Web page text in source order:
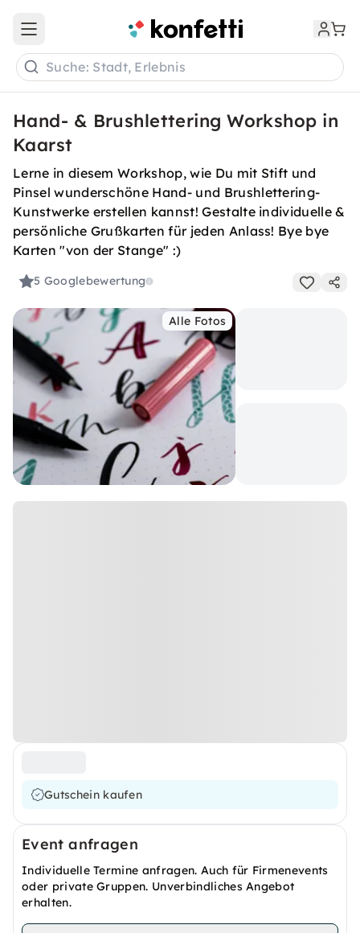
Open main menu
Suche: Stadt, Erlebnis
Hand- & Brushlettering Workshop in
Kaarst
Lerne in diesem Workshop, wie Du mit Stift und
Pinsel wunderschöne Hand- und Brushlettering-
Kunstwerke erstellen kannst! Gestalte individuelle &
persönliche Grußkarten für jeden Anlass! Bye bye
Karten "von der Stange" :)
5 Googlebewertung
Alle Fotos
Gutschein kaufen
Event anfragen
Individuelle Termine anfragen. Auch für Firmenevents
oder private Gruppen. Unverbindliches Angebot
erhalten.